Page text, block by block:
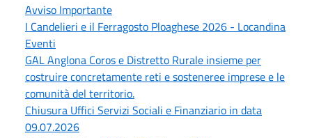
Avviso Importante
I Candelieri e il Ferragosto Ploaghese 2026 - Locandina
Eventi
GAL Anglona Coros e Distretto Rurale insieme per
costruire concretamente reti e sosteneree imprese e le
comunità del territorio.
Chiusura Uffici Servizi Sociali e Finanziario in data
09.07.2026